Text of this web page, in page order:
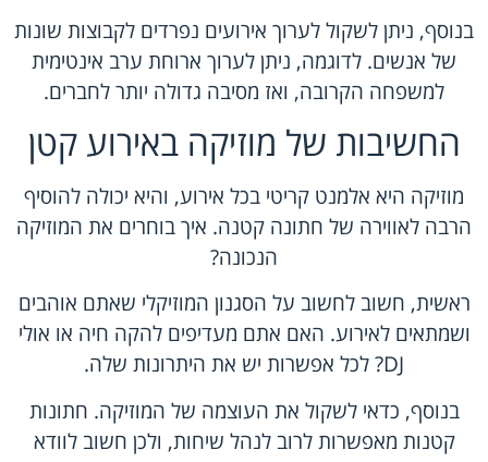
בנוסף, ניתן לשקול לערוך אירועים נפרדים לקבוצות שונות
של אנשים. לדוגמה, ניתן לערוך ארוחת ערב אינטימית
למשפחה הקרובה, ואז מסיבה גדולה יותר לחברים.
החשיבות של מוזיקה באירוע קטן
מוזיקה היא אלמנט קריטי בכל אירוע, והיא יכולה להוסיף
הרבה לאווירה של חתונה קטנה. איך בוחרים את המוזיקה
הנכונה?
ראשית, חשוב לחשוב על הסגנון המוזיקלי שאתם אוהבים
ושמתאים לאירוע. האם אתם מעדיפים להקה חיה או אולי
DJ? לכל אפשרות יש את היתרונות שלה.
בנוסף, כדאי לשקול את העוצמה של המוזיקה. חתונות
קטנות מאפשרות לרוב לנהל שיחות, ולכן חשוב לוודא